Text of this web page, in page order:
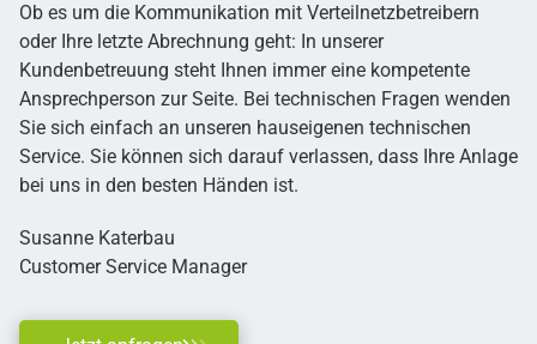
Ob es um die Kommunikation mit Verteilnetzbetreibern
oder Ihre letzte Abrechnung geht: In unserer
Kundenbetreuung steht Ihnen immer eine kompetente
Ansprechperson zur Seite. Bei technischen Fragen wenden
Sie sich einfach an unseren hauseigenen technischen
Service. Sie können sich darauf verlassen, dass Ihre Anlage
bei uns in den besten Händen ist.
Susanne Katerbau
Customer Service Manager